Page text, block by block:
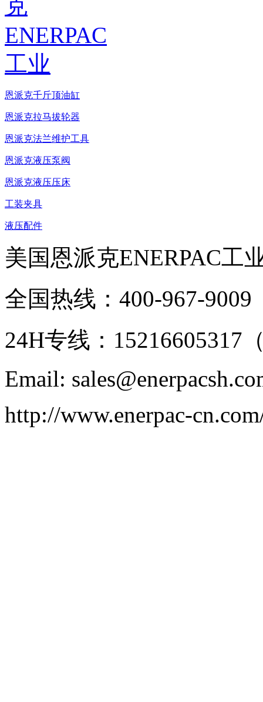
恩派克千斤顶油缸
恩派克拉马拔轮器
恩派克法兰维护工具
恩派克液压泵阀
恩派克液压压床
工装夹具
液压配件
美国恩派克ENERPAC工
全国热线：400-967-9009
24H专线：15216605317
Email:
http://www.enerpac-